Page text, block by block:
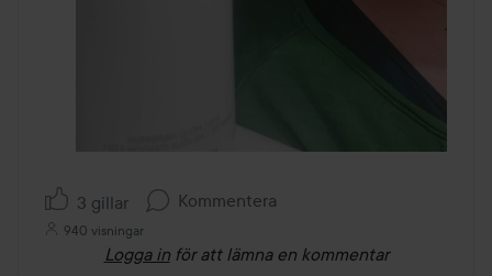
3 gillar Kommentera
940 visningar
Logga in för att lämna en kommentar